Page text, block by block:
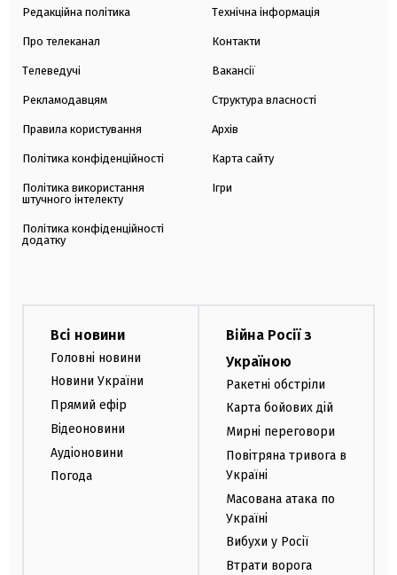
Редакційна політика
Про телеканал
Телеведучі
Рекламодавцям
Правила користування
Політика конфіденційності
Політика використання
штучного інтелекту
Політика конфіденційності
додатку
Технічна інформація
Контакти
Вакансії
Структура власності
Архів
Карта сайту
Ігри
Всі новини
Головні новини
Новини України
Прямий ефір
Відеоновини
Аудіоновини
Погода
Війна Росії з
Україною
Ракетні обстріли
Карта бойових дій
Мирні переговори
Повітряна тривога в
Україні
Масована атака по
Україні
Вибухи у Росії
Втрати ворога